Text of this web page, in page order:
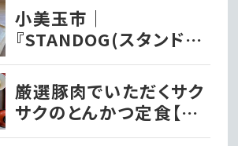
小美玉市｜
『STANDOG(スタンドッ
ク)』でいただく絶品チー
ズケーキ!!
厳選豚肉でいただくサク
サクのとんかつ定食【と
んかつ文久】